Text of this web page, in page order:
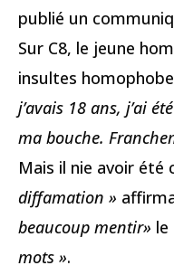
publié un
Sur C8, le jeune
insultes
j’avais 18 ans, j’ai
ma bouche.
Mais il nie avoir été
diffamation »
beaucoup mentir» le
mots ».